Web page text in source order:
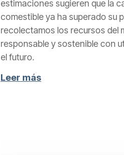
estimaciones sugieren que la
comestible ya ha superado su
recolectamos los recursos del
responsable y sostenible con
el futuro.
Leer más